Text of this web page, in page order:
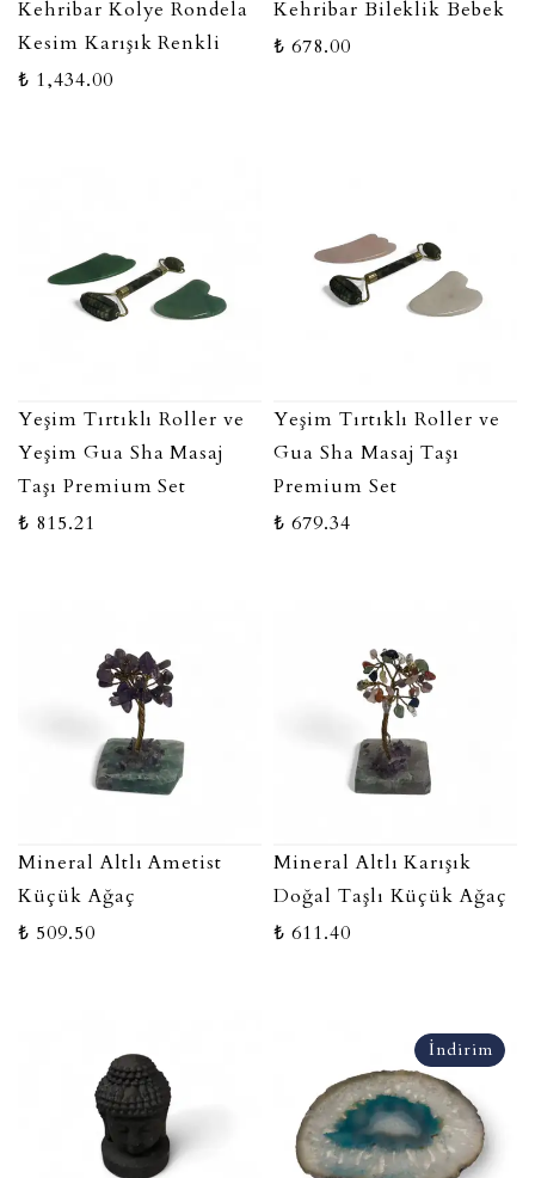
Kehribar Kolye Rondela
Kesim Karışık Renkli
₺ 1,434.00
Kehribar Bileklik Bebek
₺ 678.00
Yeşim Tırtıklı Roller ve
Yeşim Gua Sha Masaj
Taşı Premium Set
₺ 815.21
Yeşim Tırtıklı Roller ve
Gua Sha Masaj Taşı
Premium Set
₺ 679.34
Mineral Altlı Ametist
Küçük Ağaç
₺ 509.50
Mineral Altlı Karışık
Doğal Taşlı Küçük Ağaç
₺ 611.40
İndirim